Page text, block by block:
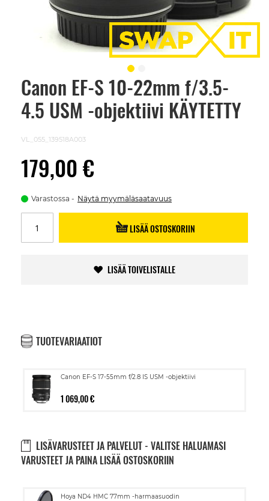
Canon EF-S 10-22mm f/3.5-
4.5 USM -objektiivi KÄYTETTY
VL_055_139518A003
179,00 €
Varastossa Näytä myymäläsaatavuus
LISÄÄ OSTOSKORIIN
LISÄÄ TOIVELISTALLE
TUOTEVARIAATIOT
Canon EF-S 17-55mm f/2.8 IS USM -objektiivi
1 069,00 €
LISÄVARUSTEET JA PALVELUT - VALITSE HALUAMASI
VARUSTEET JA PAINA LISÄÄ OSTOSKORIIN
Hoya ND4 HMC 77mm -harmaasuodin
Lisää
Skip
beginning
images